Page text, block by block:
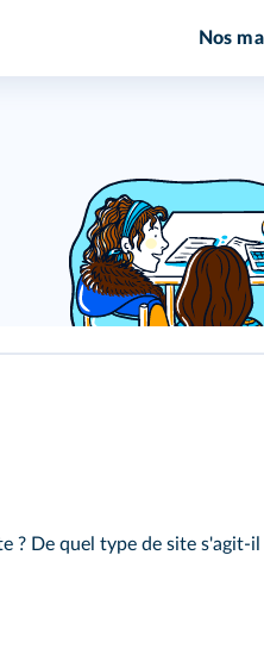
Nos
De quel type de site s'agit‑il